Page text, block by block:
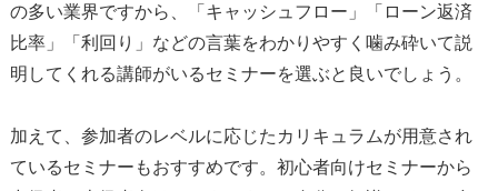
の多い業界ですから、「キャッシュフロー」「ローン返済
比率」「利回り」などの言葉をわかりやすく噛み砕いて説
明してくれる講師がいるセミナーを選ぶと良いでしょう。
加えて、参加者のレベルに応じたカリキュラムが用意され
ているセミナーもおすすめです。初心者向けセミナーから